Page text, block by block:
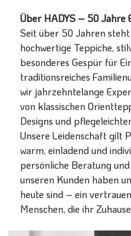
Über HADYS – 50 Jahre
Seit über 50 Jahren
hochwertige Teppiche,
besonderes Gespür für
traditionsreiches
wir jahrzehntelange
von klassischen
Designs und
Unsere Leidenschaft gilt
warm, einladend und
persönliche Beratung
unseren Kunden haben
heute sind – ein
Menschen, die ihr